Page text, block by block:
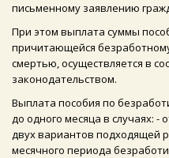
письменному заявлению
При этом выплата суммы
причитающейся
смертью, осуществляется в
законодательством.
Выплата пособия по
до одного месяца в случаях:
двух вариантов подходящей
месячного периода